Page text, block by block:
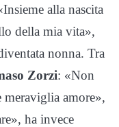
alla nascita
della mia vita»,
nonna. Tra
Zorzi: «Non
meraviglia amore»,
ha invece